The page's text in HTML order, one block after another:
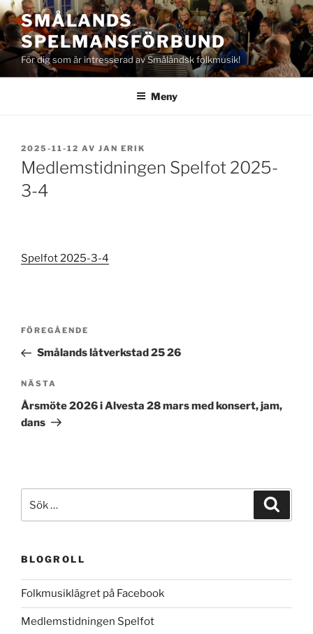
Hoppa
till
innehåll
SMÅLANDS
SPELMANSFÖRBUND
För dig som är intresserad av Småländsk folkmusik!
Meny
PUBLICERAT
2025-11-12 AV JAN ERIK
Medlemstidningen Spelfot 2025-
3-4
Spelfot 2025-3-4
Inläggsnavigering
Föregående
inlägg
FÖREGÅENDE
Smålands låtverkstad 25 26
Nästa
inlägg
NÄSTA
Årsmöte 2026 i Alvesta 28 mars med konsert, jam,
dans
efter:
BLOGROLL
Folkmusiklägret på Facebook
Medlemstidningen Spelfot